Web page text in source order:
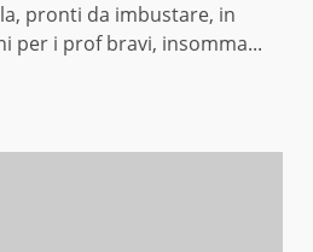
pronti da imbustare, in
per i prof bravi, insomma...